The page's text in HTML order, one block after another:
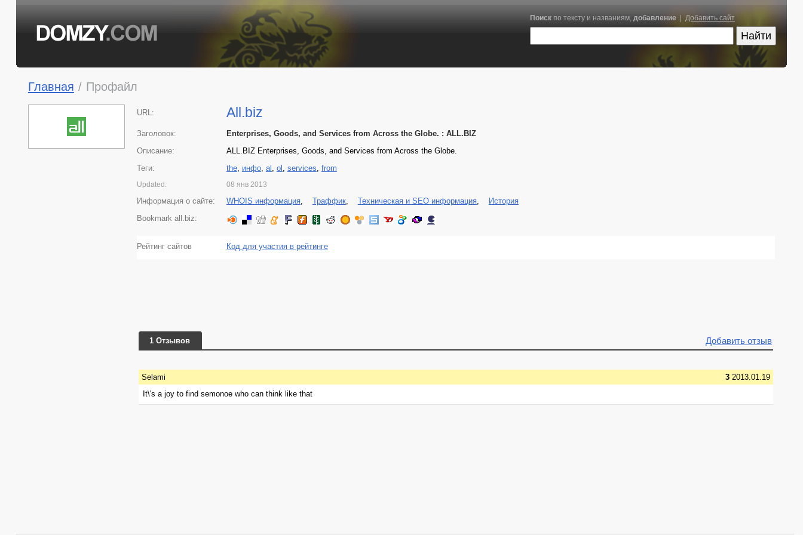
Поискпо тексту и названиям, добавление| Добавить сайт
Главная / Профайл
URL: All.biz
Заголовок:
Enterprises, Goods, and Services from Across the Globe. : ALL.BIZ
Описание:
ALL.BIZ Enterprises, Goods, and Services from Across the Globe.
Теги:
the, инфо, al , ol , services, from
Updated: 08 янв 2013
Информация о сайте: WHOIS информация, Траффик, Техническая и SEO информация,
История
Bookmark all.biz:
Рейтинг сайтов Код для участия в рейтинге
1 Отзывов Добавить отзыв
Selami 3 2013.01.19
It\'s a joy to find semonoe who can think like that